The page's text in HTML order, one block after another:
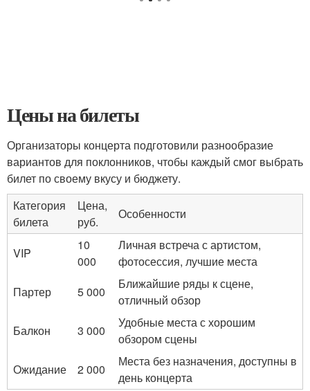
Цены на билеты
Организаторы концерта подготовили разнообразие
вариантов для поклонников, чтобы каждый смог выбрать
билет по своему вкусу и бюджету.
Категория
билета
Цена,
руб.
Особенности
VIP
10
000
Личная встреча с артистом,
фотосессия, лучшие места
Партер
5 000
Ближайшие ряды к сцене,
отличный обзор
Балкон
3 000
Удобные места с хорошим
обзором сцены
Ожидание
2 000
Места без назначения, доступны в
день концерта